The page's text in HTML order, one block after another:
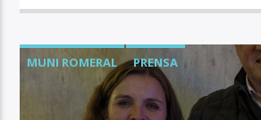
MUNI ROMERAL PRENSA